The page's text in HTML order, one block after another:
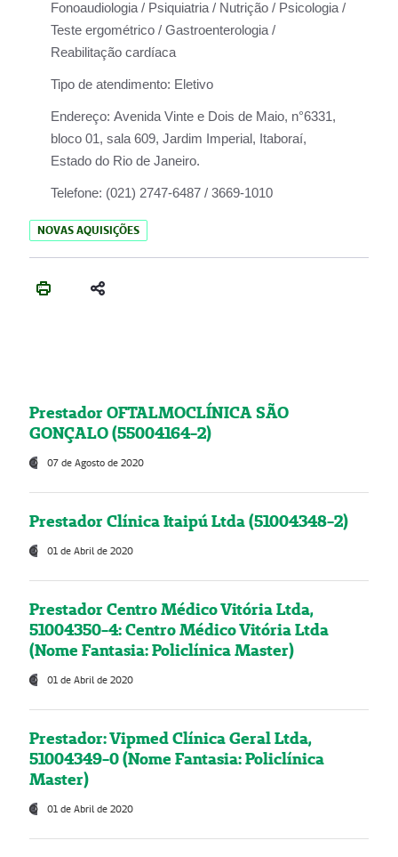
Fonoaudiologia / Psiquiatria / Nutrição / Psicologia /
Teste ergométrico / Gastroenterologia /
Reabilitação cardíaca
Tipo de atendimento: Eletivo
Endereço: Avenida Vinte e Dois de Maio, n°6331,
bloco 01, sala 609, Jardim Imperial, Itaboraí,
Estado do Rio de Janeiro.
Telefone: (021) 2747-6487 / 3669-1010
NOVAS AQUISIÇÕES
Prestador OFTALMOCLÍNICA SÃO
GONÇALO (55004164-2)
07 de Agosto de 2020
Prestador Clínica Itaipú Ltda (51004348-2)
01 de Abril de 2020
Prestador Centro Médico Vitória Ltda,
51004350-4: Centro Médico Vitória Ltda
(Nome Fantasia: Policlínica Master)
01 de Abril de 2020
Prestador: Vipmed Clínica Geral Ltda,
51004349-0 (Nome Fantasia: Policlínica
Master)
01 de Abril de 2020